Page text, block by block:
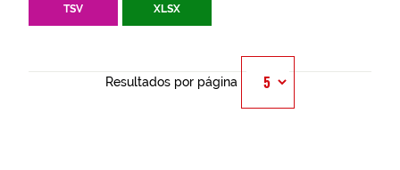
TSV XLSX
Resultados por página